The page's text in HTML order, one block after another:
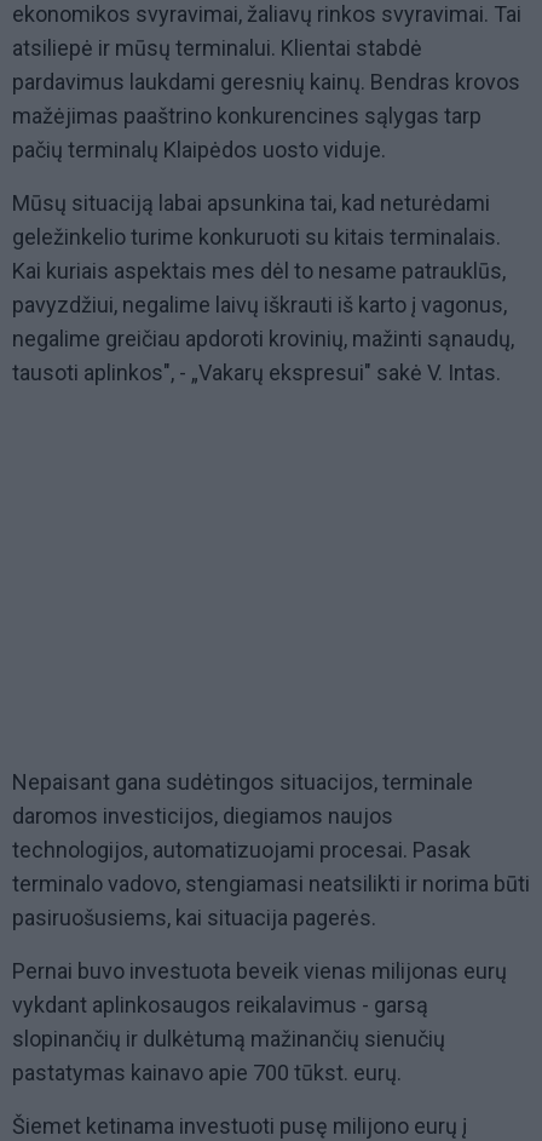
ekonomikos svyravimai, žaliavų rinkos svyravimai. Tai
atsiliepė ir mūsų terminalui. Klientai stabdė
pardavimus laukdami geresnių kainų. Bendras krovos
mažėjimas paaštrino konkurencines sąlygas tarp
pačių terminalų Klaipėdos uosto viduje.
Mūsų situaciją labai apsunkina tai, kad neturėdami
geležinkelio turime konkuruoti su kitais terminalais.
Kai kuriais aspektais mes dėl to nesame patrauklūs,
pavyzdžiui, negalime laivų iškrauti iš karto į vagonus,
negalime greičiau apdoroti krovinių, mažinti sąnaudų,
tausoti aplinkos", - „Vakarų ekspresui" sakė V. Intas.
Nepaisant gana sudėtingos situacijos, terminale
daromos investicijos, diegiamos naujos
technologijos, automatizuojami procesai. Pasak
terminalo vadovo, stengiamasi neatsilikti ir norima būti
pasiruošusiems, kai situacija pagerės.
Pernai buvo investuota beveik vienas milijonas eurų
vykdant aplinkosaugos reikalavimus - garsą
slopinančių ir dulkėtumą mažinančių sienučių
pastatymas kainavo apie 700 tūkst. eurų.
Šiemet ketinama investuoti pusę milijono eurų į